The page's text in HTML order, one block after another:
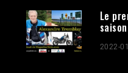
Le
2022-